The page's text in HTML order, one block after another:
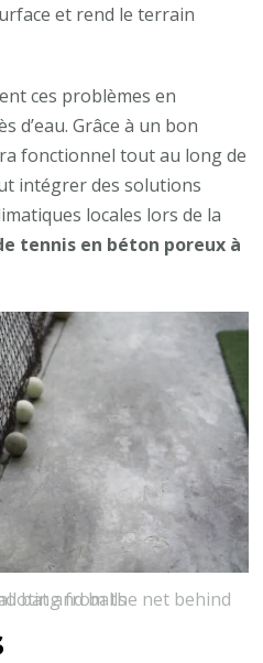
et rend le terrain
ces problèmes en
d’eau. Grâce à un bon
fonctionnel tout au long de
intégrer des solutions
locales lors de la
tennis en béton poreux à
the net behind with baseball bat and balls